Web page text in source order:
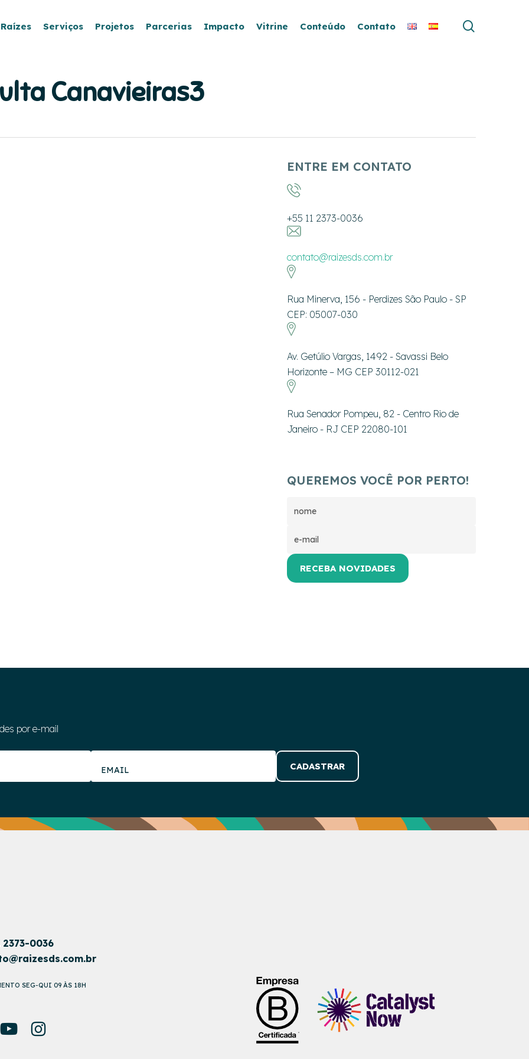
Serviços Projetos Parcerias Impacto Vitrine Conteúdo Contato
Canavieiras3
ENTRE EM CONTATO
+55 11 2373-0036
contato@raizesds.com.br
Rua Minerva, 156 - Perdizes São Paulo - SP
CEP: 05007-030
Av. Getúlio Vargas, 1492 - Savassi Belo
Horizonte – MG CEP 30112-021
Rua Senador Pompeu, 82 - Centro Rio de
Janeiro - RJ CEP 22080-101
QUEREMOS VOCÊ POR PERTO!
por e-mail
2373-0036
SEG-QUI 09 ÀS 18H